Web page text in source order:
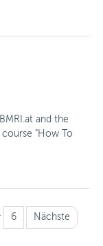
and the
"How To
6 Nächste